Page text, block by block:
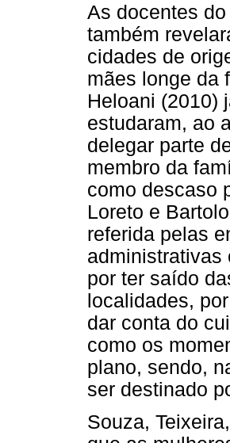
As docentes
também
cidades de
mães longe da
Heloani (2010)
estudaram, ao
delegar parte
membro da
como descaso
Loreto e
referida pelas
administrativas
por ter saído
localidades,
dar conta do
como os
plano, sendo,
ser destinado
Souza,